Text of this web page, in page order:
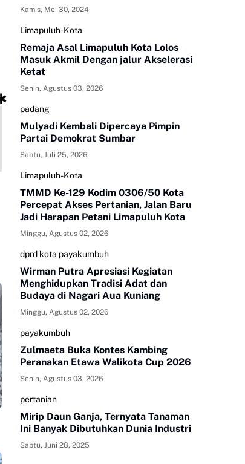
Kamis, Mei 30, 2024
Limapuluh-Kota
Remaja Asal Limapuluh Kota Lolos
Masuk Akmil Dengan jalur Akselerasi
Ketat
Senin, Agustus 03, 2026
padang
Mulyadi Kembali Dipercaya Pimpin
Partai Demokrat Sumbar
Sabtu, Juli 25, 2026
Limapuluh-Kota
TMMD Ke-129 Kodim 0306/50 Kota
Percepat Akses Pertanian, Jalan Baru
Jadi Harapan Petani Limapuluh Kota
Minggu, Agustus 02, 2026
dprd kota payakumbuh
Wirman Putra Apresiasi Kegiatan
Menghidupkan Tradisi Adat dan
Budaya di Nagari Aua Kuniang
Minggu, Agustus 02, 2026
payakumbuh
Zulmaeta Buka Kontes Kambing
Peranakan Etawa Walikota Cup 2026
Senin, Agustus 03, 2026
pertanian
Mirip Daun Ganja, Ternyata Tanaman
Ini Banyak Dibutuhkan Dunia Industri
Sabtu, Juni 28, 2025